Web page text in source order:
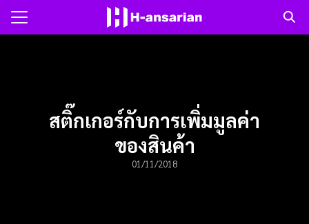
Skip
สติ๊กเกอร์กับการเพิ่มมูลค่า
ของสินค้า
01/11/2018